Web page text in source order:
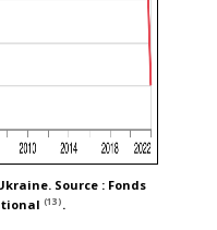
Source : Fonds
(13).